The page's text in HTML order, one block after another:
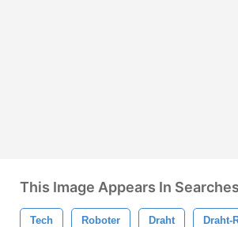
This Image Appears In
Tech Roboter Draht Draht-